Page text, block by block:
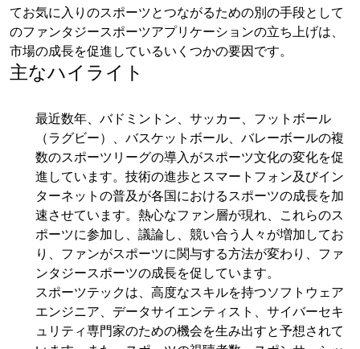
てお気に入りのスポーツとつながるための別の手段として
のファンタジースポーツアプリケーションの立ち上げは、
市場の成長を促進しているいくつかの要因です。
主なハイライト
最近数年、バドミントン、サッカー、フットボール
（ラグビー）、バスケットボール、バレーボールの複
数のスポーツリーグの導入がスポーツ文化の変化を促
進しています。技術の進歩とスマートフォン及びイン
ターネットの普及が各国におけるスポーツの成長を加
速させています。熱心なファン層が現れ、これらのス
ポーツに参加し、議論し、競い合う人々が増加してお
り、ファンがスポーツに関与する方法が変わり、ファ
ンタジースポーツの成長を促しています。
スポーツテックは、高度なスキルを持つソフトウェア
エンジニア、データサイエンティスト、サイバーセキ
ュリティ専門家のための機会を生み出すと予想されて